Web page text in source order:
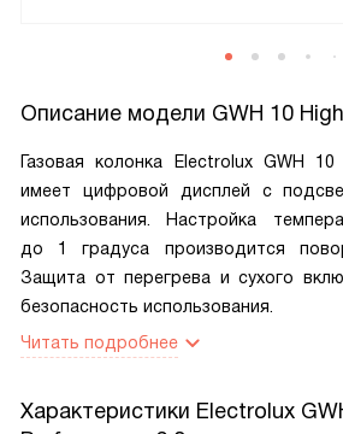
Описание модели GWH 10
Газовая колонка Electrolux GWH
имеет цифровой дисплей с
использования. Настройка
до 1 градуса производится
Защита от перегрева и сухого
безопасность использования.
Читать подробнее
Характеристики Electrolux